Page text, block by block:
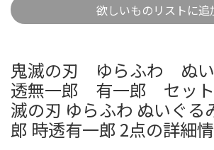
欲しいものリストに追
鬼滅の刃 ゆらふわ ぬ
透無一郎 有一郎 セット
滅の刃 ゆらふわ ぬいぐる
郎 時透有一郎 2点の詳細